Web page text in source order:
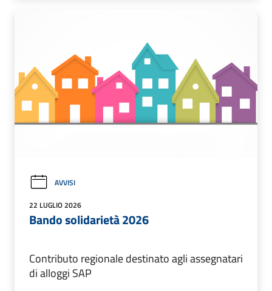
AVVISI
22 LUGLIO 2026
Bando solidarietà 2026
Contributo regionale destinato agli assegnatari
di alloggi SAP